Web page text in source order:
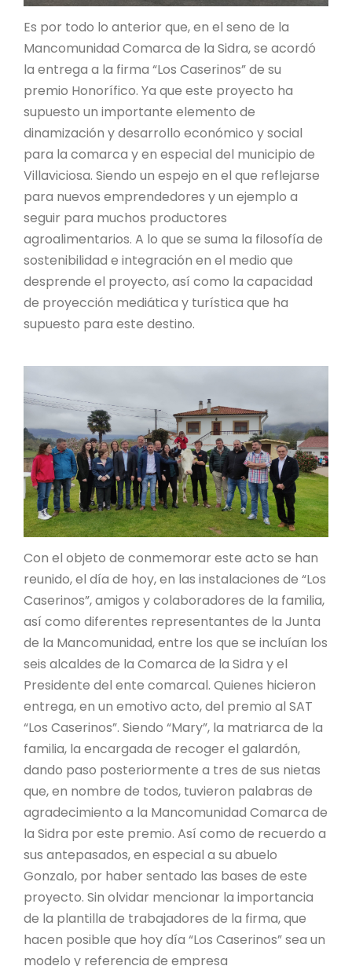
Es por todo lo anterior que, en el seno de la
Mancomunidad Comarca de la Sidra, se acordó
la entrega a la firma “Los Caserinos” de su
premio Honorífico. Ya que este proyecto ha
supuesto un importante elemento de
dinamización y desarrollo económico y social
para la comarca y en especial del municipio de
Villaviciosa. Siendo un espejo en el que reflejarse
para nuevos emprendedores y un ejemplo a
seguir para muchos productores
agroalimentarios. A lo que se suma la filosofía de
sostenibilidad e integración en el medio que
desprende el proyecto, así como la capacidad
de proyección mediática y turística que ha
supuesto para este destino.
Con el objeto de conmemorar este acto se han
reunido, el día de hoy, en las instalaciones de “Los
Caserinos”, amigos y colaboradores de la familia,
así como diferentes representantes de la Junta
de la Mancomunidad, entre los que se incluían los
seis alcaldes de la Comarca de la Sidra y el
Presidente del ente comarcal. Quienes hicieron
entrega, en un emotivo acto, del premio al SAT
“Los Caserinos”. Siendo “Mary”, la matriarca de la
familia, la encargada de recoger el galardón,
dando paso posteriormente a tres de sus nietas
que, en nombre de todos, tuvieron palabras de
agradecimiento a la Mancomunidad Comarca de
la Sidra por este premio. Así como de recuerdo a
sus antepasados, en especial a su abuelo
Gonzalo, por haber sentado las bases de este
proyecto. Sin olvidar mencionar la importancia
de la plantilla de trabajadores de la firma, que
hacen posible que hoy día “Los Caserinos” sea un
modelo y referencia de empresa